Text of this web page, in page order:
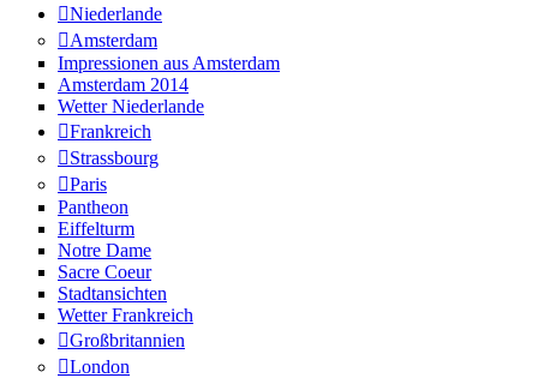
Niederlande
Amsterdam
Impressionen aus Amsterdam
Amsterdam 2014
Wetter Niederlande
Frankreich
Strassbourg
Paris
Pantheon
Eiffelturm
Notre Dame
Sacre Coeur
Stadtansichten
Wetter Frankreich
Großbritannien
London